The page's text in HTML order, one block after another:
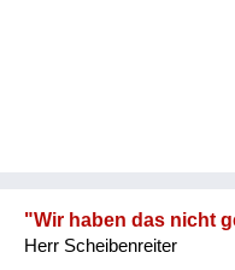
"Wir haben das nicht
Herr Scheibenreiter